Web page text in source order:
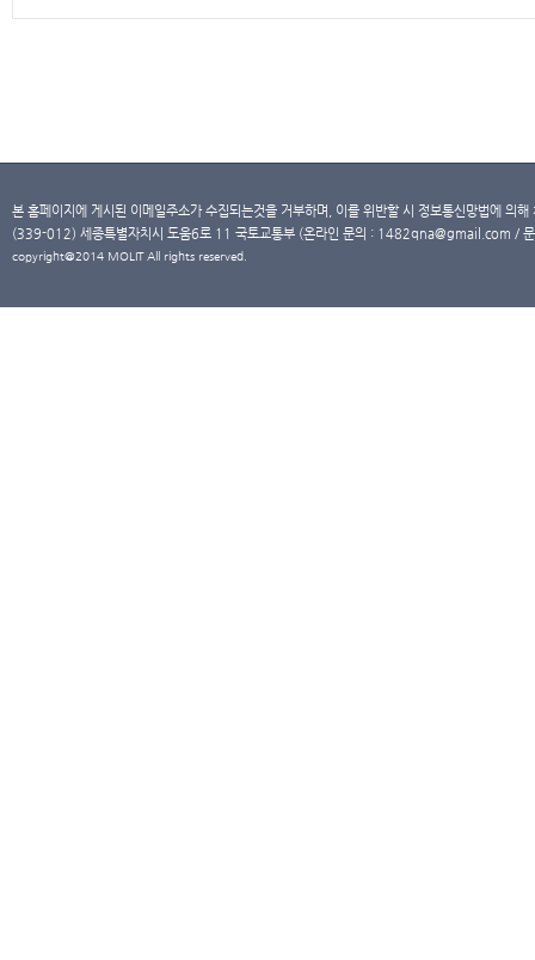
본 홈페이지에 게시된 이메일주소가 수집되는것을 거부하며, 이를 위반할 시 정보통신망법에 의
(339-012) 세종특별자치시 도움6로 11 국토교통부 (온라인 문의 : 1482qna@gmail.com /
copyright@2014 MOLIT All rights reserved.